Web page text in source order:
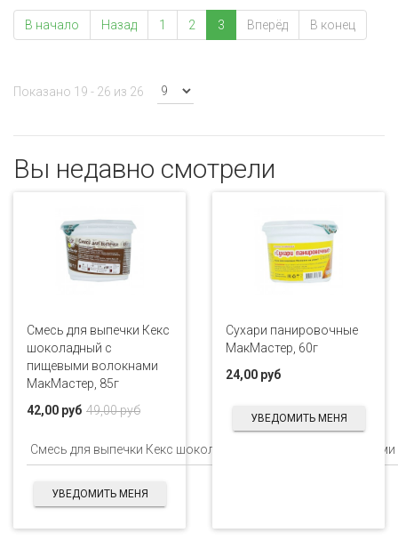
В начало Назад 1 2 3 Вперёд В конец
Показано 19 - 26 из 26
Вы недавно смотрели
Смесь для выпечки Кекс
шоколадный с
пищевыми волокнами
МакМастер, 85г
49,00 руб
42,00 руб
УВЕДОМИТЬ МЕНЯ
Сухари панировочные
МакМастер, 60г
24,00 руб
УВЕДОМИТЬ МЕНЯ